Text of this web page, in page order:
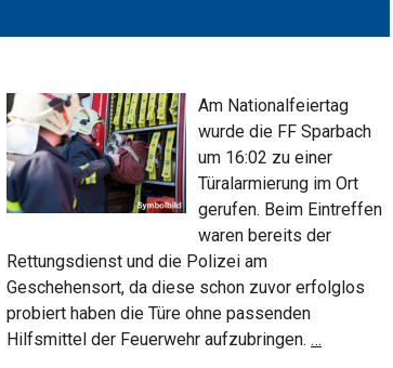
Am Nationalfeiertag
wurde die FF Sparbach
um 16:02 zu einer
Türalarmierung im Ort
gerufen. Beim Eintreffen
waren bereits der
Rettungsdienst und die Polizei am
Geschehensort, da diese schon zuvor erfolglos
probiert haben die Türe ohne passenden
Hilfsmittel der Feuerwehr aufzubringen. …Türöffnung